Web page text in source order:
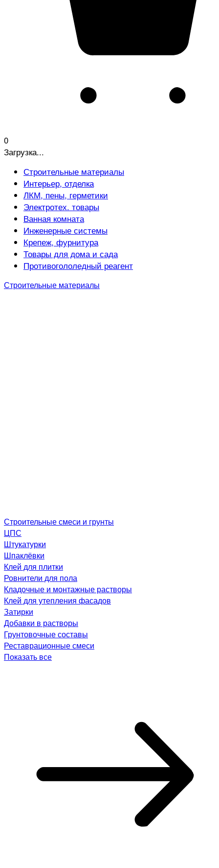
0
Загрузка...
Строительные материалы
Интерьер, отделка
ЛКМ, пены, герметики
Электротех. товары
Ванная комната
Инженерные системы
Крепеж, фурнитура
Товары для дома и сада
Противогололедный реагент
Строительные материалы
Строительные смеси и грунты
ЦПС
Штукатурки
Шпаклёвки
Клей для плитки
Ровнители для пола
Кладочные и монтажные растворы
Клей для утепления фасадов
Затирки
Добавки в растворы
Грунтовочные составы
Реставрационные смеси
Показать все